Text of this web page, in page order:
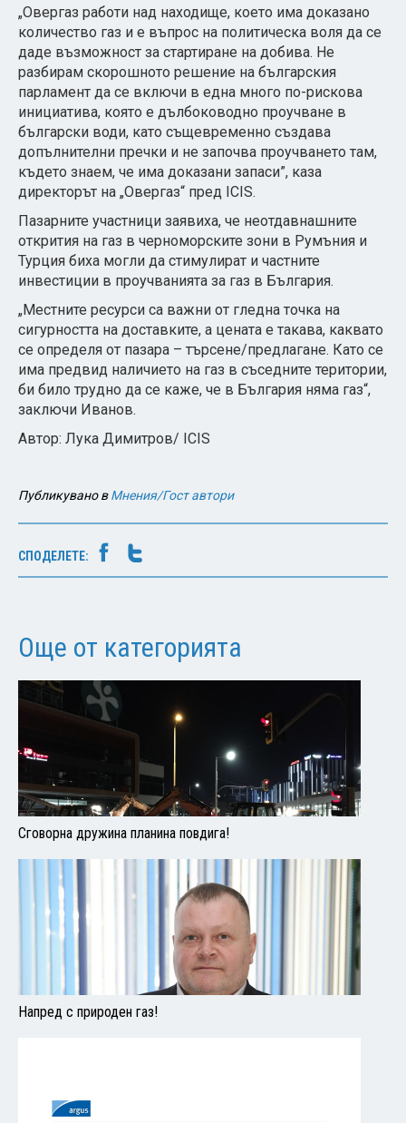
„Овергаз работи над находище, което има доказано
количество газ и е въпрос на политическа воля да се
даде възможност за стартиране на добива. Не
разбирам скорошното решение на българския
парламент да се включи в една много по-рискова
инициатива, която е дълбоководно проучване в
български води, като същевременно създава
допълнителни пречки и не започва проучването там,
където знаем, че има доказани запаси”, каза
директорът на „Овергаз“ пред ICIS.
Пазарните участници заявиха, че неотдавнашните
открития на газ в черноморските зони в Румъния и
Турция биха могли да стимулират и частните
инвестиции в проучванията за газ в България.
„Местните ресурси са важни от гледна точка на
сигурността на доставките, а цената е такава, каквато
се определя от пазара – търсене/предлагане. Като се
има предвид наличието на газ в съседните територии,
би било трудно да се каже, че в България няма газ“,
заключи Иванов.
Автор: Лука Димитров/ ICIS
Публикувано вМнения/Гост автори
СПОДЕЛЕТЕ:
Още от категорията
Сговорна дружина планина повдига!
Напред с природен газ!